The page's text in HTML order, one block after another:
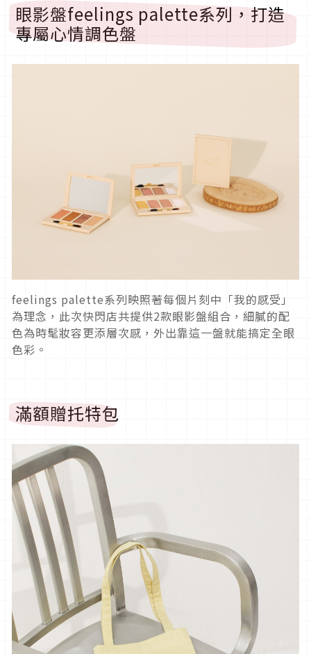
眼影盤feelings palette系列，打造
專屬心情調色盤
feelings palette系列映照著每個片刻中「我的感受」
為理念，此次快閃店共提供2款眼影盤組合，細膩的配
色為時髦妝容更添層次感，外出靠這一盤就能搞定全眼
色彩。
滿額贈托特包